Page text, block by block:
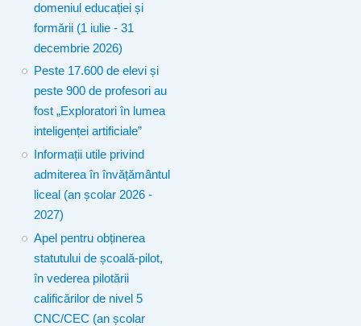
domeniul educației și
formării (1 iulie - 31
decembrie 2026)
Peste 17.600 de elevi și
peste 900 de profesori au
fost „Exploratori în lumea
inteligenței artificiale”
Informații utile privind
admiterea în învățământul
liceal (an școlar 2026 -
2027)
Apel pentru obținerea
statutului de școală-pilot,
în vederea pilotării
calificărilor de nivel 5
CNC/CEC (an școlar